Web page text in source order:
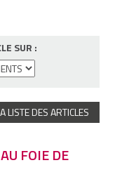
SUR :
LISTE DES ARTICLES
FOIE DE